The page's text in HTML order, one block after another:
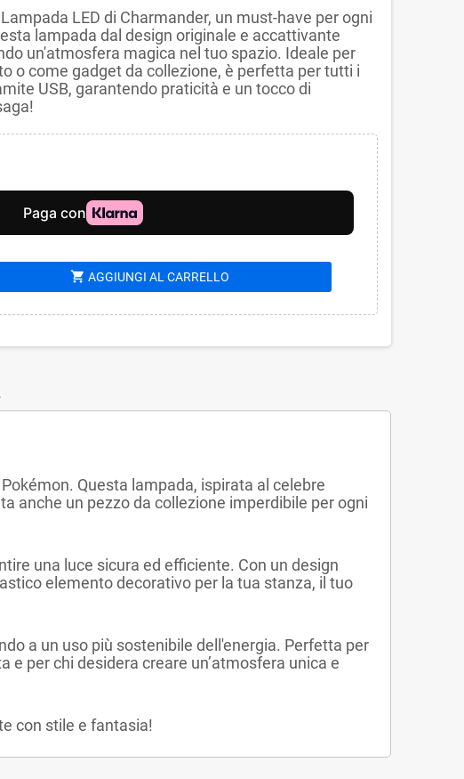
LED di Charmander, un must-have per ogni
lampada dal design originale e accattivante
un'atmosfera magica nel tuo spazio. Ideale per
o come gadget da collezione, è perfetta per tutti i
USB, garantendo praticità e un tocco di
shopping_cart AGGIUNGI AL CARRELLO
Questa lampada, ispirata al celebre
anche un pezzo da collezione imperdibile per ogni
una luce sicura ed efficiente. Con un design
elemento decorativo per la tua stanza, il tuo
a un uso più sostenibile dell'energia. Perfetta per
per chi desidera creare un’atmosfera unica e
con stile e fantasia!